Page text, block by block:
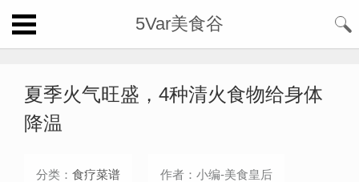
5Var美食谷
夏季火气旺盛，4种清火食物给身体
降温
分类： 食疗菜谱 作者：小编-美食皇后